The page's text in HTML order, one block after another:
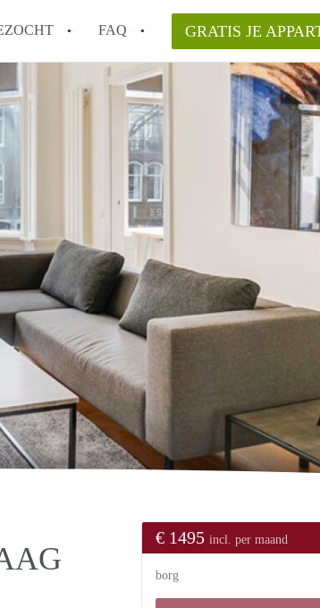
FAQ
AppartementDenHaag!
DenHaag?
het om te reageren op een Appartement in Den Haag?
van Appartement-DenHaag?
DenHaag
bemiddelingsvergoeding?
vragen
GRATIS JE
€ 1495 incl. per maand
borg